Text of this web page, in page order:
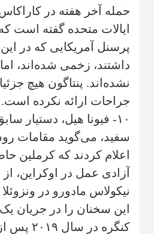
حمله آخر هفته در
پرسنل آمریکایی که در
داشتند، زخمی شده‌اند،
نشده‌اند. پنتاگون هیچ
جراحات ارائه نکرده است.
۱۰- فیونا هیل، دستیار
اعلام کردند که کرملین
آزادی عمل در اوکراین،
نیکولاس مادورو در
این سخنان را در جریان
کنگره در